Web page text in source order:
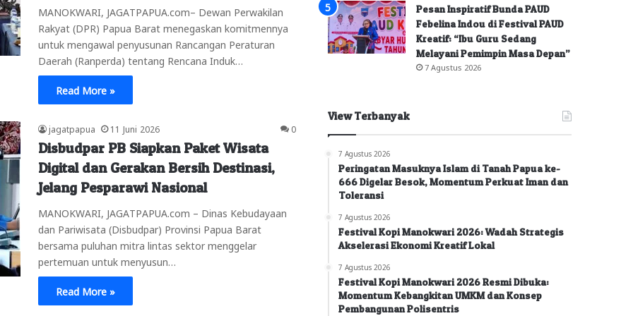
MANOKWARI, JAGATPAPUA.com– Dewan Perwakilan
Rakyat (DPR) Papua Barat menegaskan komitmennya
untuk mengawal penyusunan Rancangan Peraturan
Daerah (Ranperda) tentang Rencana Induk…
Read More »
jagatpapua 11 Juni 2026 0
Disbudpar PB Siapkan Paket Wisata
Digital dan Gerakan Bersih Destinasi,
Jelang Pesparawi Nasional
MANOKWARI, JAGATPAPUA.com – Dinas Kebudayaan
dan Pariwisata (Disbudpar) Provinsi Papua Barat
bersama puluhan mitra lintas sektor menggelar
pertemuan untuk menyusun…
Read More »
Pesan Inspiratif Bunda PAUD
Febelina Indou di Festival PAUD
Kreatif: “Ibu Guru Sedang
Melayani Pemimpin Masa Depan”
7 Agustus 2026
View Terbanyak
7 Agustus 2026
Peringatan Masuknya Islam di Tanah Papua ke-
666 Digelar Besok, Momentum Perkuat Iman dan
Toleransi
7 Agustus 2026
Festival Kopi Manokwari 2026: Wadah Strategis
Akselerasi Ekonomi Kreatif Lokal
7 Agustus 2026
Festival Kopi Manokwari 2026 Resmi Dibuka:
Momentum Kebangkitan UMKM dan Konsep
Pembangunan Polisentris